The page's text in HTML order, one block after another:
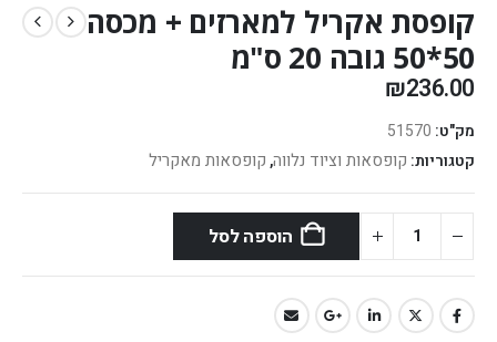
קופסת אקריל למארזים + מכסה
50*50 גובה 20 ס"מ
₪236.00
מק"ט: 51570
קטגוריות: קופסאות וציוד נלווה, קופסאות מאקריל
הוספה לסל